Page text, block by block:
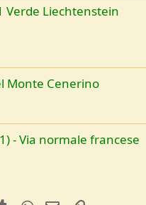
Verde Liechtenstein
Monte Cenerino
- Via normale francese